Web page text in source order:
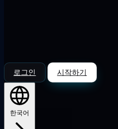
로그인 시작하기
한국어